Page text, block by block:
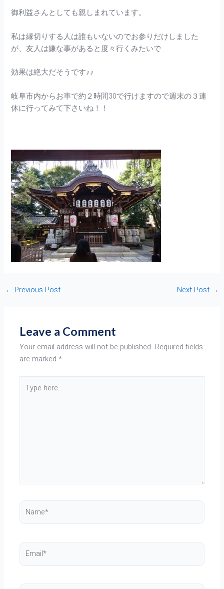
御利益さんとしても親しまれています。
私は縁切りする人は誰もいないのでお参りだけしました
が、友人は嫌な事があると度々行くみたいで
効果は絶大だそうです♪♪
岐阜市内からお車で約２時間30で行けますので週末の３連
休に行ってみて下さいね！！
← Previous Post Next Post →
Leave a Comment
Your email address will not be published. Required fields
are marked*
Type
Name*
Email*